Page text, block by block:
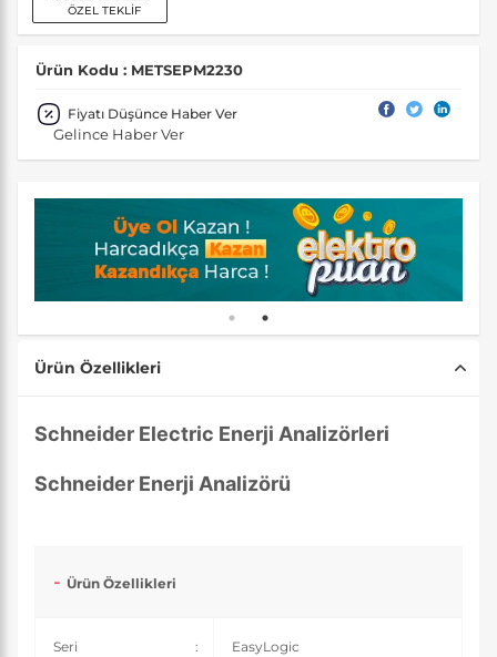
ÖZEL TEKLİF
Ürün Kodu : METSEPM2230
Fiyatı Düşünce Haber Ver
Gelince Haber Ver
Ürün Özellikleri
Schneider Electric Enerji Analizörleri
Schneider Enerji Analizörü
Ürün Özellikleri
Seri : EasyLogic